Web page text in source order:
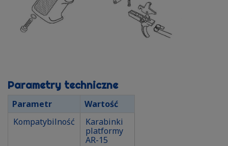
Parametry techniczne
Parametr
Wartość
Kompatybilność
Karabinki
platformy
AR-15